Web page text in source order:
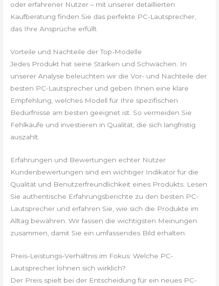
oder erfahrener Nutzer – mit unserer detaillierten
Kaufberatung finden Sie das perfekte PC-Lautsprecher,
das Ihre Ansprüche erfüllt.
Vorteile und Nachteile der Top-Modelle
Jedes Produkt hat seine Stärken und Schwächen. In
unserer Analyse beleuchten wir die Vor- und Nachteile der
besten PC-Lautsprecher und geben Ihnen eine klare
Empfehlung, welches Modell für Ihre spezifischen
Bedürfnisse am besten geeignet ist. So vermeiden Sie
Fehlkäufe und investieren in Qualität, die sich langfristig
auszahlt.
Erfahrungen und Bewertungen echter Nutzer
Kundenbewertungen sind ein wichtiger Indikator für die
Qualität und Benutzerfreundlichkeit eines Produkts. Lesen
Sie authentische Erfahrungsberichte zu den besten PC-
Lautsprecher und erfahren Sie, wie sich die Produkte im
Alltag bewähren. Wir fassen die wichtigsten Meinungen
zusammen, damit Sie ein umfassendes Bild erhalten.
Preis-Leistungs-Verhältnis im Fokus: Welche PC-
Lautsprecher lohnen sich wirklich?
Der Preis spielt bei der Entscheidung für ein neues PC-